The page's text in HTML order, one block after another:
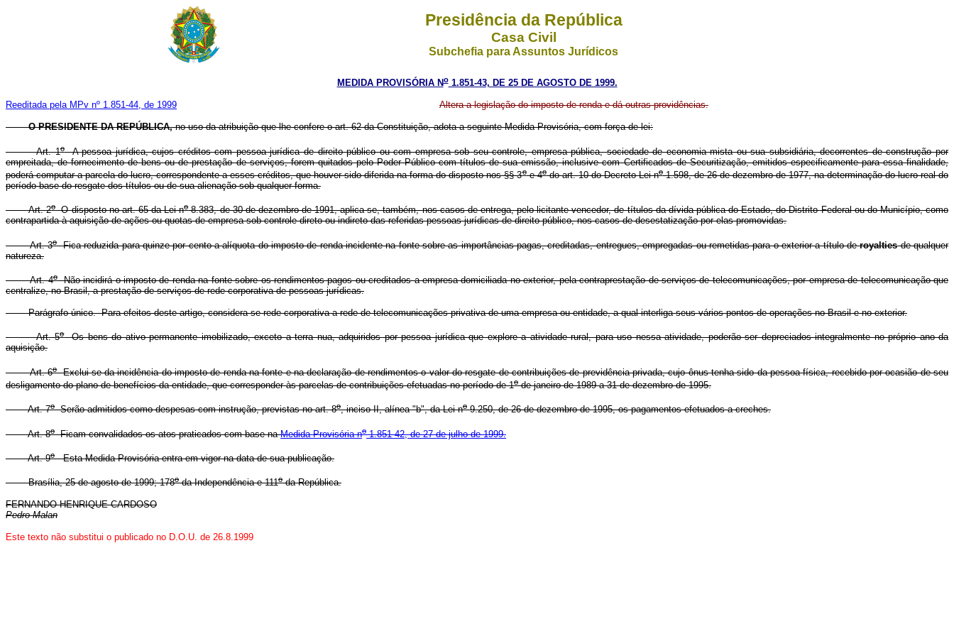
Presidência da República
Casa Civil
Subchefia para Assuntos Jurídicos
MEDIDA PROVISÓRIA No1.851-43, DE 25 DE AGOSTO DE 1999.
Reeditada pela MPv nº 1.851-44, de 1999 Altera a legislação do imposto de renda e dá outras providências.
O PRESIDENTE DA REPÚBLICA,no uso da atribuição que lhe confere o art. 62 da Constituição, adota a seguinte Medida Provisória, com força de lei:
Art. 1oA pessoa jurídica, cujos créditos com pessoa jurídica de direito público ou com empresa sob seu controle, empresa pública, sociedade de economia mista ou sua subsidiária, decorrentes de construção por
empreitada, de fornecimento de bens ou de prestação de serviços, forem quitados pelo Poder Público com títulos de sua emissão, inclusive com Certificados de Securitização, emitidos especificamente para essa finalidade,
poderá computar a parcela do lucro, correspondente a esses créditos, que houver sido diferida na forma do disposto nos §§ 3oe 4odo art. 10 do Decreto-Lei no1.598, de 26 de dezembro de 1977, na determinação do lucro real do
período-base do resgate dos títulos ou de sua alienação sob qualquer forma.
Art. 2oO disposto no art. 65 da Lei no8.383, de 30 de dezembro de 1991, aplica-se, também, nos casos de entrega, pelo licitante vencedor, de títulos da dívida pública do Estado, do Distrito Federal ou do Município, como
contrapartida à aquisição de ações ou quotas de empresa sob controle direto ou indireto das referidas pessoas jurídicas de direito público, nos casos de desestatização por elas promovidas.
Art. 3oFica reduzida para quinze por cento a alíquota do imposto de renda incidente na fonte sobre as importâncias pagas, creditadas, entregues, empregadas ou remetidas para o exterior a título deroyaltiesde qualquer
natureza.
Art. 4oNão incidirá o imposto de renda na fonte sobre os rendimentos pagos ou creditados a empresa domiciliada no exterior, pela contraprestação de serviços de telecomunicações, por empresa de telecomunicação que
centralize, no Brasil, a prestação de serviços de rede corporativa de pessoas jurídicas.
Parágrafo único. Para efeitos deste artigo, considera-se rede corporativa a rede de telecomunicações privativa de uma empresa ou entidade, a qual interliga seus vários pontos de operações no Brasil e no exterior.
Art. 5oOs bens do ativo permanente imobilizado, exceto a terra nua, adquiridos por pessoa jurídica que explore a atividade rural, para uso nessa atividade, poderão ser depreciados integralmente no próprio ano da
aquisição.
Art. 6oExclui-se da incidência do imposto de renda na fonte e na declaração de rendimentos o valor do resgate de contribuições de previdência privada, cujo ônus tenha sido da pessoa física, recebido por ocasião de seu
desligamento do plano de benefícios da entidade, que corresponder às parcelas de contribuições efetuadas no período de 1ode janeiro de 1989 a 31 de dezembro de 1995.
Art. 7oSerão admitidos como despesas com instrução, previstas no art. 8o, inciso II, alínea "b", da Lei no9.250, de 26 de dezembro de 1995, os pagamentos efetuados a creches.
Art. 8oFicam convalidados os atos praticados com base naMedida Provisória no1.851-42, de 27 de julho de 1999.
Art. 9oEsta Medida Provisória entra em vigor na data de sua publicação.
Brasília, 25 de agosto de 1999; 178oda Independência e 111oda República.
FERNANDO HENRIQUE CARDOSO
Pedro Malan
Este texto não substitui o publicado no D.O.U. de 26.8.1999